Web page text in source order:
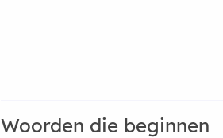
Woorden die beginnen